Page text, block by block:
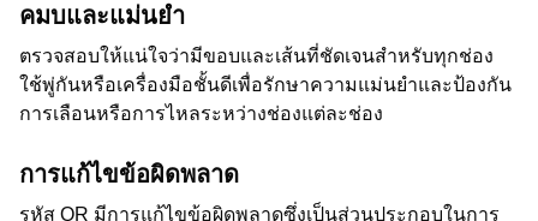
คมบและแม่นยำ
ตรวจสอบให้แน่ใจว่ามีขอบและเส้นที่ชัดเจนสำหรับทุกช่อง
ใช้พู่กันหรือเครื่องมือชั้นดีเพื่อรักษาความแม่นยำและป้องกัน
การเลือนหรือการไหลระหว่างช่องแต่ละช่อง
การแก้ไขข้อผิดพลาด
รหัส QR มีการแก้ไขข้อผิดพลาดซึ่งเป็นส่วนประกอบในการ